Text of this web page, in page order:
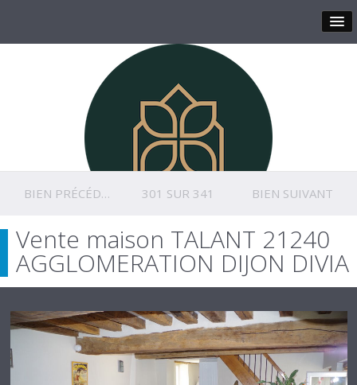
BIEN PRÉCÉDENT 301 SUR 341 BIEN SUIVANT
Vente maison TALANT 21240
AGGLOMERATION DIJON DIVIA